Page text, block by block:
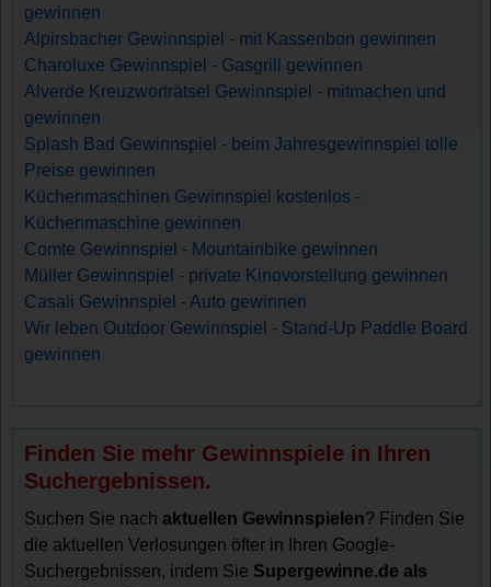
gewinnen
Alpirsbacher Gewinnspiel - mit Kassenbon gewinnen
Charoluxe Gewinnspiel - Gasgrill gewinnen
Alverde Kreuzworträtsel Gewinnspiel - mitmachen und
gewinnen
Splash Bad Gewinnspiel - beim Jahresgewinnspiel tolle
Preise gewinnen
Küchenmaschinen Gewinnspiel kostenlos -
Küchenmaschine gewinnen
Comte Gewinnspiel - Mountainbike gewinnen
Müller Gewinnspiel - private Kinovorstellung gewinnen
Casali Gewinnspiel - Auto gewinnen
Wir leben Outdoor Gewinnspiel - Stand-Up Paddle Board
gewinnen
Finden Sie mehr Gewinnspiele in Ihren
Suchergebnissen.
Suchen Sie nachaktuellen Gewinnspielen? Finden Sie
die aktuellen Verlosungen öfter in Ihren Google-
Suchergebnissen, indem Sie Supergewinne.de als